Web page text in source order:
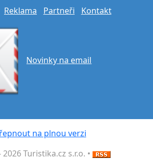
Reklama Partneři Kontakt
Novinky na email
na plnou verzi
Turistika.cz s.r.o. •